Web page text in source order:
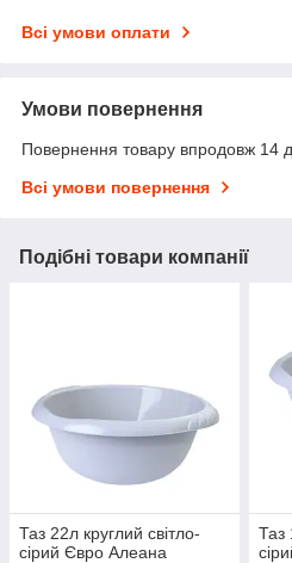
Всі умови оплати
Умови повернення
Повернення товару впродовж 14
Всі умови повернення
Подібні товари компанії
Таз 22л круглий світло-
сірий Євро Алеана
Таз